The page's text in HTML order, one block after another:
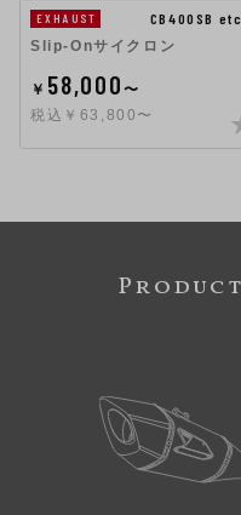
EXHAUST
CB400SB
Slip-Onサイクロン
￥ 58,000〜
税込￥63,800〜